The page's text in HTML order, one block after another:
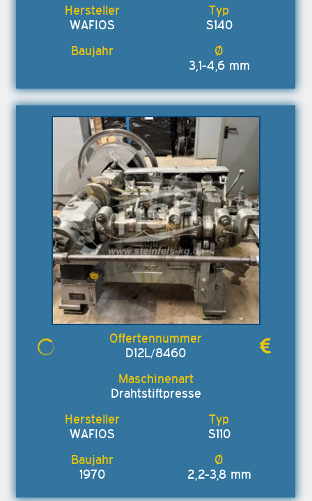
WAFIOS S140
3,1-4,6 mm
D12L/8460
Drahtstiftpresse
WAFIOS S110
1970 2,2-3,8 mm